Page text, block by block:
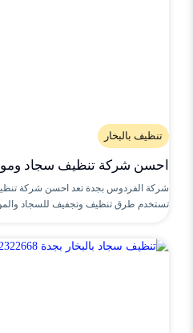
تنظيف بالبخار
احسن شركة تنظيف سجاد
شركة الفردوس بجدة تعد احسن شركة
تستخدم طرق تنظيف وتجفيف للسجاد